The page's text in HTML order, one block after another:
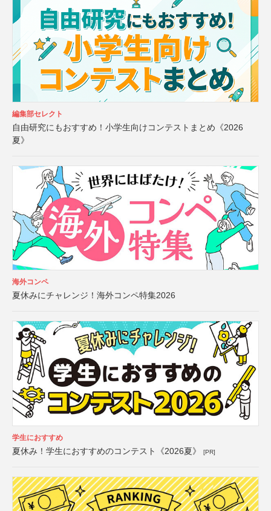
編集部セレクト
自由研究にもおすすめ！小学生向けコンテストまとめ《2026
夏》
海外コンペ
夏休みにチャレンジ！海外コンペ特集2026
学生におすすめ
夏休み！学生におすすめのコンテスト《2026夏》 [PR]